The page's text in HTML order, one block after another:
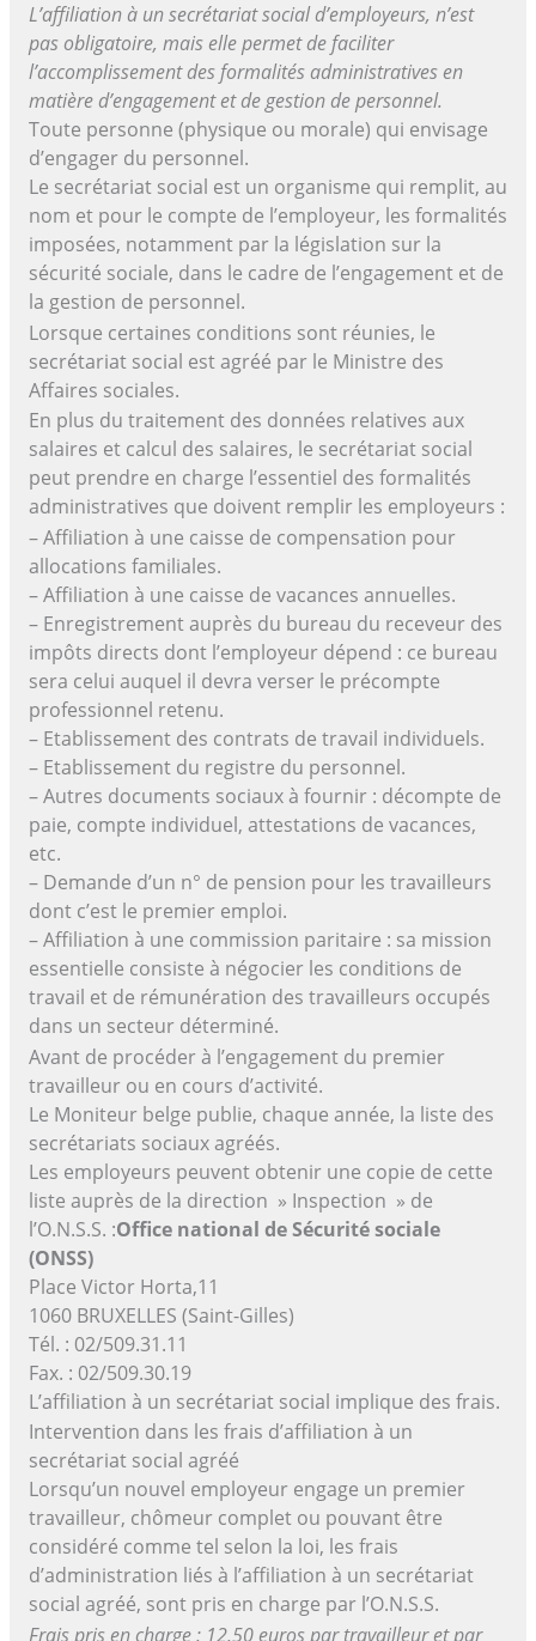
L’affiliation à un secrétariat social d’employeurs, n’est
pas obligatoire, mais elle permet de faciliter
l’accomplissement des formalités administratives en
matière d’engagement et de gestion de personnel.
Toute personne (physique ou morale) qui envisage
d’engager du personnel.
Le secrétariat social est un organisme qui remplit, au
nom et pour le compte de l’employeur, les formalités
imposées, notamment par la législation sur la
sécurité sociale, dans le cadre de l’engagement et de
la gestion de personnel.
Lorsque certaines conditions sont réunies, le
secrétariat social est agréé par le Ministre des
Affaires sociales.
En plus du traitement des données relatives aux
salaires et calcul des salaires, le secrétariat social
peut prendre en charge l’essentiel des formalités
administratives que doivent remplir les employeurs :
– Affiliation à une caisse de compensation pour
allocations familiales.
– Affiliation à une caisse de vacances annuelles.
– Enregistrement auprès du bureau du receveur des
impôts directs dont l’employeur dépend : ce bureau
sera celui auquel il devra verser le précompte
professionnel retenu.
– Etablissement des contrats de travail individuels.
– Etablissement du registre du personnel.
– Autres documents sociaux à fournir : décompte de
paie, compte individuel, attestations de vacances,
etc.
– Demande d’un n° de pension pour les travailleurs
dont c’est le premier emploi.
– Affiliation à une commission paritaire : sa mission
essentielle consiste à négocier les conditions de
travail et de rémunération des travailleurs occupés
dans un secteur déterminé.
Avant de procéder à l’engagement du premier
travailleur ou en cours d’activité.
Le Moniteur belge publie, chaque année, la liste des
secrétariats sociaux agréés.
Les employeurs peuvent obtenir une copie de cette
liste auprès de la direction » Inspection » de
l’O.N.S.S. :Office national de Sécurité sociale
(ONSS)
Place Victor Horta,11
1060 BRUXELLES (Saint-Gilles)
Tél. : 02/509.31.11
Fax. : 02/509.30.19
L’affiliation à un secrétariat social implique des frais.
Intervention dans les frais d’affiliation à un
secrétariat social agréé
Lorsqu’un nouvel employeur engage un premier
travailleur, chômeur complet ou pouvant être
considéré comme tel selon la loi, les frais
d’administration liés à l’affiliation à un secrétariat
social agréé, sont pris en charge par l’O.N.S.S.
Frais pris en charge : 12,50 euros par travailleur et par